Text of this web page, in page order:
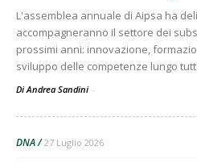
L'assemblea annuale di Aipsa ha
accompagneranno il settore dei
prossimi anni: innovazione,
sviluppo delle competenze lungo
Di Andrea Sandini -
DNA 27 Luglio 2026